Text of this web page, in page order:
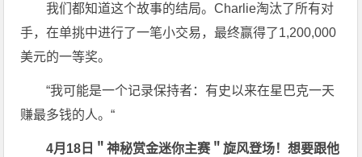
我们都知道这个故事的结局。Charlie淘汰了所有对
手，在单挑中进行了一笔小交易，最终赢得了1,200,000
美元的一等奖。
“我可能是一个记录保持者：有史以来在星巴克一天
赚最多钱的人。“
4月18日＂神秘赏金迷你主赛＂旋风登场！想要跟他